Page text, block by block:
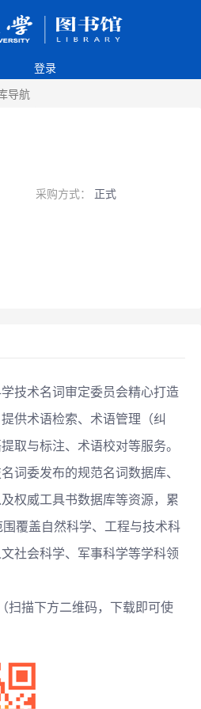
登录
导航
采购方式： 正式
技术名词审定委员会精心打造
供术语检索、术语管理（纠
取与标注、术语校对等服务。
词委发布的规范名词数据库、
权威工具书数据库等资源，累
覆盖自然科学、工程与技术科
社会科学、军事科学等学科领
描下方二维码，下载即可使